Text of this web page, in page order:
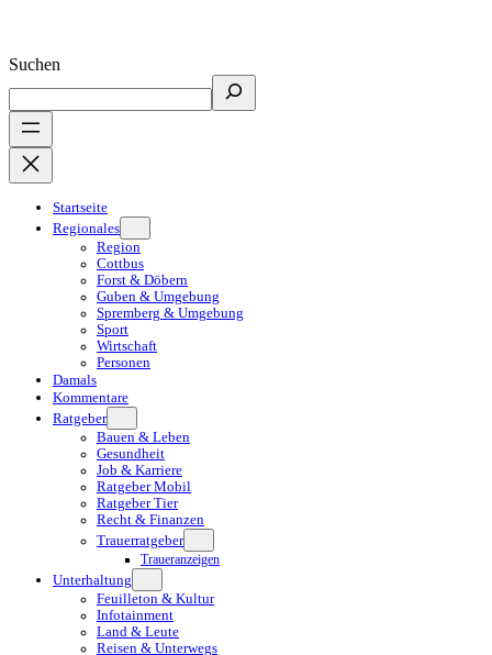
Suchen
Startseite
Regionales
Region
Cottbus
Forst & Döbern
Guben & Umgebung
Spremberg & Umgebung
Sport
Wirtschaft
Personen
Damals
Kommentare
Ratgeber
Bauen & Leben
Gesundheit
Job & Karriere
Ratgeber Mobil
Ratgeber Tier
Recht & Finanzen
Trauerratgeber
Traueranzeigen
Unterhaltung
Feuilleton & Kultur
Infotainment
Land & Leute
Reisen & Unterwegs